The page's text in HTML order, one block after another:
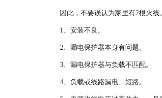
因此，不要误认为家里有2根火线
1、安装不良。
2、漏电保护器本身有问题。
3、漏电保护器与负载不匹配。
4、负载或线路漏电、短路。